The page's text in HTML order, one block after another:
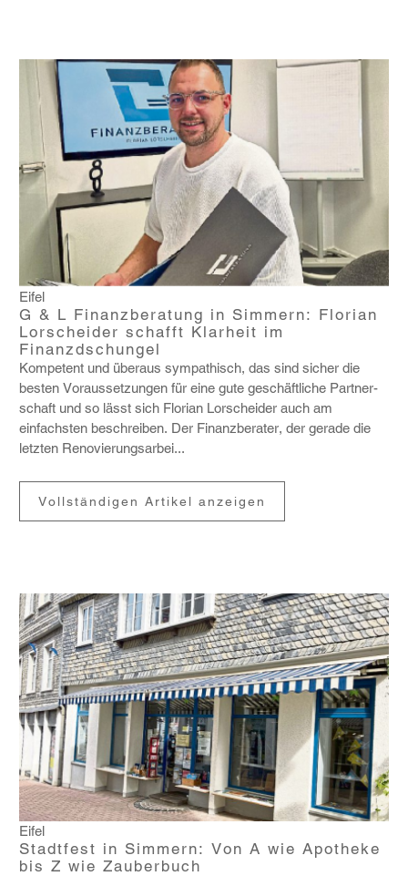
Eifel
G & L Finanzberatung in Simmern: Florian
Lorscheider schafft Klarheit im
Finanzdschungel
Kompe­tent und überaus sympa­thisch, das sind sicher die
besten Voraus­set­zungen für eine gute geschäft­liche Part­ner­
schaft und so lässt sich Florian Lorscheider auch am
einfachsten beschreiben. Der Finanz­be­rater, der gerade die
letzten Reno­vie­rungs­arbei...
Vollständigen Artikel anzeigen
Eifel
Stadtfest in Simmern: Von A wie Apotheke
bis Z wie Zauberbuch